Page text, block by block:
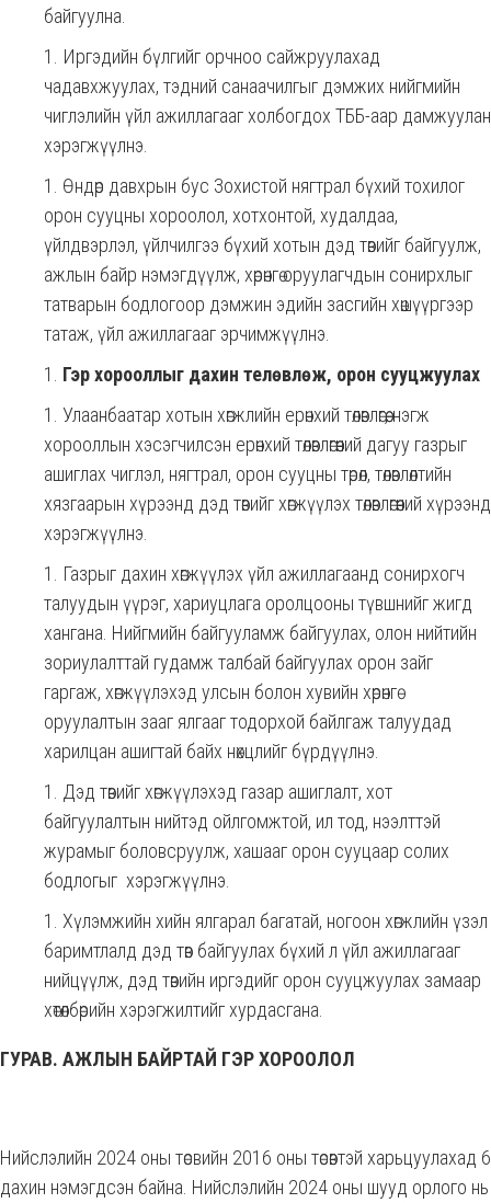
байгуулна.
Иргэдийн бүлгийг орчноо сайжруулахад
чадавхжуулах, тэдний санаачилгыг дэмжих нийгмийн
чиглэлийн үйл ажиллагааг холбогдох ТББ-аар дамжуулан
хэрэгжүүлнэ.
Өндөр давхрын бус Зохистой нягтрал бүхий тохилог
орон сууцны хороолол, хотхонтой, худалдаа,
үйлдвэрлэл, үйлчилгээ бүхий хотын дэд төвийг байгуулж,
ажлын байр нэмэгдүүлж, хөрөнгө оруулагчдын сонирхлыг
татварын бодлогоор дэмжин эдийн засгийн хөшүүргээр
татаж, үйл ажиллагааг эрчимжүүлнэ.
Гэр хорооллыг дахин телөвлөж, орон сууцжуулах
Улаанбаатар хотын хөгжлийн ерөнхий төлөвлөгөө, нэгж
хорооллын хэсэгчилсэн ерөнхий төлөвлөгөөний дагуу газрыг
ашиглах чиглэл, нягтрал, орон сууцны төрөл, төлөвлөлтийн
хязгаарын хүрээнд дэд төвийг хөгжүүлэх төлөвлөгөөний хүрээнд
хэрэгжүүлнэ.
Газрыг дахин хөгжүүлэх үйл ажиллагаанд сонирхогч
талуудын үүрэг, хариуцлага оролцооны түвшнийг жигд
хангана. Нийгмийн байгууламж байгуулах, олон нийтийн
зориулалттай гудамж талбай байгуулах орон зайг
гаргаж, хөгжүүлэхэд улсын болон хувийн хөрөнгө
оруулалтын зааг ялгааг тодорхой байлгаж талуудад
харилцан ашигтай байх нөхцлийг бүрдүүлнэ.
Дэд төвийг хөгжүүлэхэд газар ашиглалт, хот
байгуулалтын нийтэд ойлгомжтой, ил тод, нээлттэй
журамыг боловсруулж, хашааг орон сууцаар солих
бодлогыг хэрэгжүүлнэ.
Хүлэмжийн хийн ялгарал багатай, ногоон хөгжлийн үзэл
баримтлалд дэд төв байгуулах бүхий л үйл ажиллагааг
нийцүүлж, дэд төвийн иргэдийг орон сууцжуулах замаар
хөтөлбөрийн хэрэгжилтийг хурдасгана.
ГУРАВ. АЖЛЫН БАЙРТАЙ ГЭР ХОРООЛОЛ
Нийслэлийн 2024 оны төсвийн 2016 оны төсөвтэй харьцуулахад 6
дахин нэмэгдсэн байна. Нийслэлийн 2024 оны шууд орлого нь